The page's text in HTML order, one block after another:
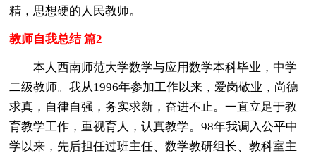
精，思想硬的人民教师。
教师自我总结 篇2
本人西南师范大学数学与应用数学本科毕业，中学
二级教师。我从1996年参加工作以来，爱岗敬业，尚德
求真，自律自强，务实求新，奋进不止。一直立足于教
育教学工作，重视育人，认真教学。98年我调入公平中
学以来，先后担任过班主任、数学教研组长、教科室主